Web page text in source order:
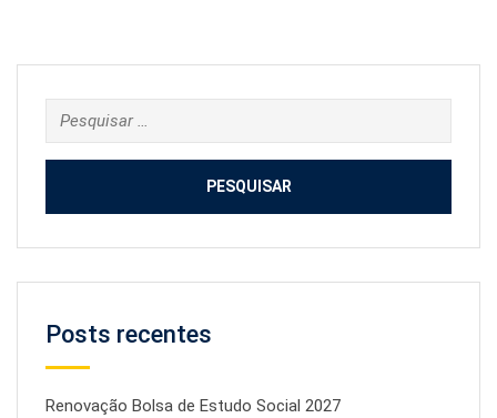
Pesquisar
por:
Posts recentes
Renovação Bolsa de Estudo Social 2027